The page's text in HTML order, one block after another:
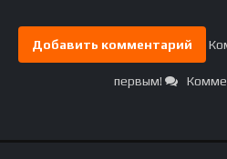
Добавить комментарий
первым!